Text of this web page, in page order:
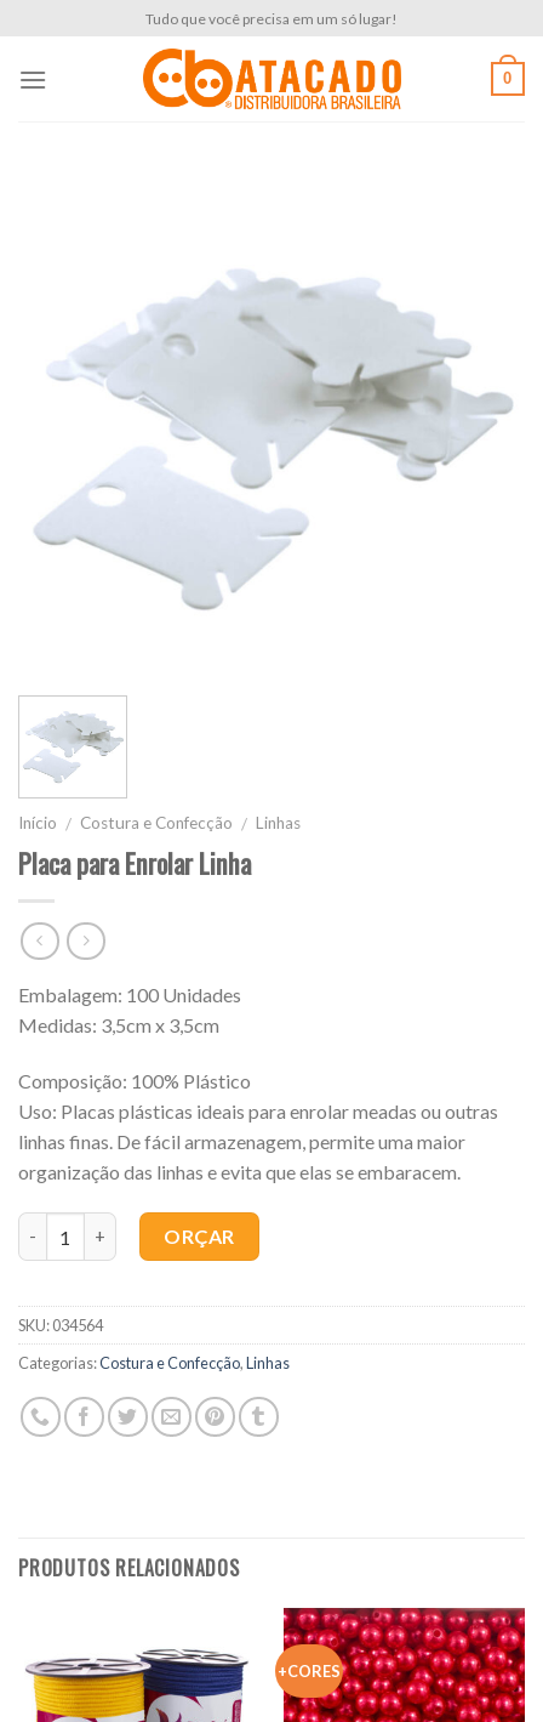
content
Tudo que você precisa em um só lugar!
0
Início / Costura e Confecção / Linhas
Placa para Enrolar Linha
Embalagem: 100 Unidades
Medidas: 3,5cm x 3,5cm
Composição: 100% Plástico
Uso: Placas plásticas ideais para enrolar meadas ou outras
linhas finas. De fácil armazenagem, permite uma maior
organização das linhas e evita que elas se embaracem.
ORÇAR
SKU:034564
Categorias:Costura e Confecção,Linhas
PRODUTOS RELACIONADOS
+CORES